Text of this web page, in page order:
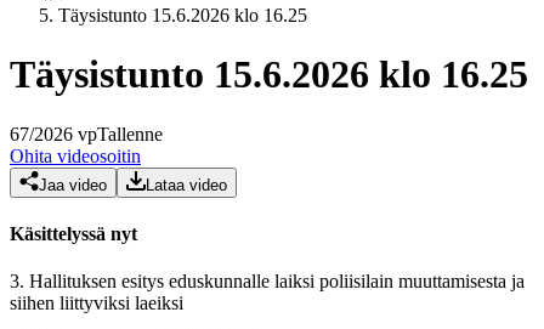
Täysistunto 15.6.2026 klo 16.25
Täysistunto 15.6.2026 klo 16.25
67/2026 vpTallenne
Ohita videosoitin
Jaa video Lataa video
Käsittelyssä nyt
3. Hallituksen esitys eduskunnalle laiksi poliisilain muuttamisesta ja
siihen liittyviksi laeiksi